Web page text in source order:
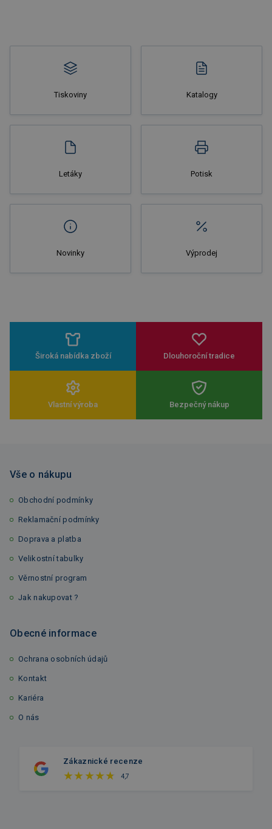
Tiskoviny Katalogy
Letáky Potisk
Novinky Výprodej
Široká nabídka zboží Dlouhoroční tradice
Vlastní výroba Bezpečný nákup
Vše o nákupu
Obchodní podmínky
Reklamační podmínky
Doprava a platba
Velikostní tabulky
Věrnostní program
Jak nakupovat ?
Obecné informace
Ochrana osobních údajů
Kontakt
Kariéra
O nás
Zákaznické recenze
4,7